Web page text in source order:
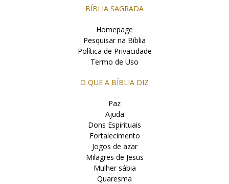
BÍBLIA SAGRADA
Homepage
Pesquisar na Bíblia
Política de Privacidade
Termo de Uso
O QUE A BÍBLIA DIZ
Paz
Ajuda
Dons Espirituais
Fortalecimento
Jogos de azar
Milagres de Jesus
Mulher sábia
Quaresma